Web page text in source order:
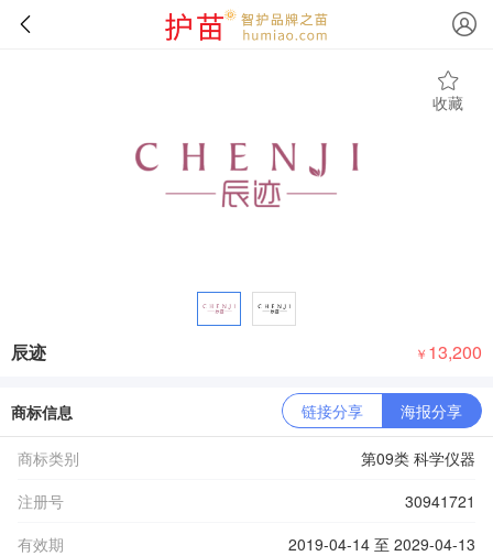
收藏
辰迹 ￥ 13,200
商标信息 链接分享 海报分享
商标类别
第09类 科学仪器
注册号
30941721
有效期
2019-04-14 至 2029-04-13